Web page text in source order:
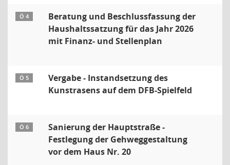
Ö 4
Beratung und Beschlussfassung der
Haushaltssatzung für das Jahr 2026
mit Finanz- und Stellenplan
Ö 5
Vergabe - Instandsetzung des
Kunstrasens auf dem DFB-Spielfeld
Ö 6
Sanierung der Hauptstraße -
Festlegung der Gehweggestaltung
vor dem Haus Nr. 20